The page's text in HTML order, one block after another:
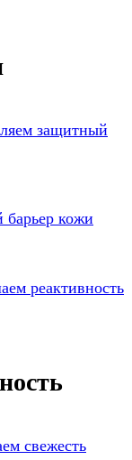
защитный
барьер кожи
реактивность
свежесть